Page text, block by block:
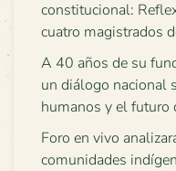
constitucional:
cuatro magistrados
A 40 años de su
un diálogo nacional
humanos y el futuro
Foro en vivo
comunidades